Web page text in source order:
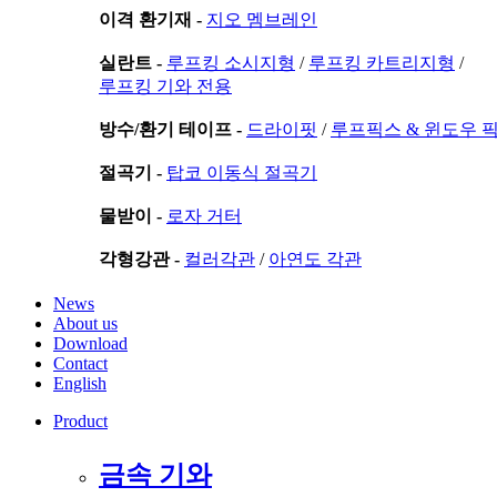
이격 환기재 - 지오 멤브레인
실란트 - 루프킹 소시지형 / 루프킹 카트리지형 /
루프킹 기와 전용
방수/환기 테이프 - 드라이핏 / 루프픽스 & 윈도우
절곡기 - 탑코 이동식 절곡기
물받이 - 로자 거터
각형강관 - 컬러각관 / 아연도 각관
News
About us
Download
Contact
English
Product
금속 기와